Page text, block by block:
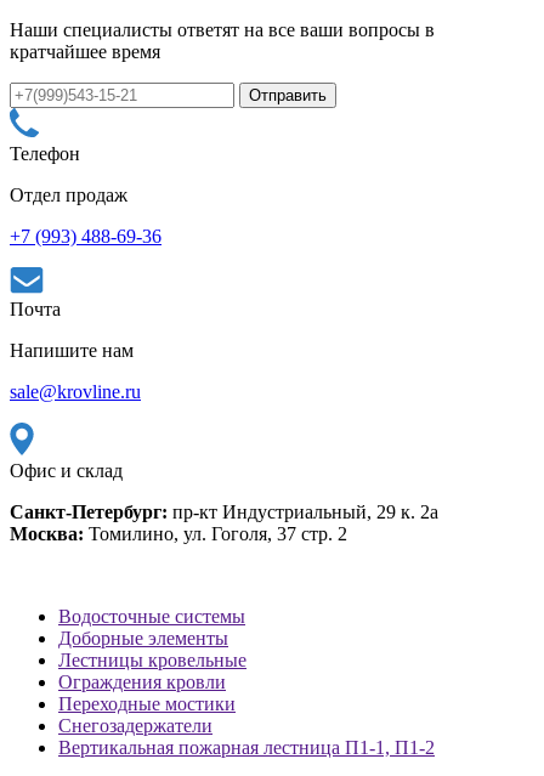
Наши специалисты ответят на все ваши вопросы в
кратчайшее время
Телефон
Отдел продаж
+7 (993) 488-69-36
Почта
Напишите нам
sale@krovline.ru
Офис и склад
Санкт-Петербург: пр-кт Индустриальный, 29 к. 2а
Москва: Томилино, ул. Гоголя, 37 стр. 2
Водосточные системы
Доборные элементы
Лестницы кровельные
Ограждения кровли
Переходные мостики
Снегозадержатели
Вертикальная пожарная лестница П1-1, П1-2